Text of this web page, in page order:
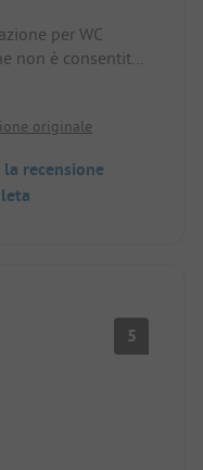
per WC
non è consentita
Peccato!
originale
la recensione
5